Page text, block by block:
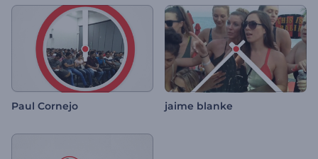
Paul Cornejo jaime blanke